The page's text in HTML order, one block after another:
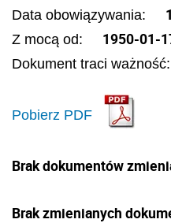
Data obowiązywania:
Z mocą od: 1950-01-
Dokument traci ważność:
Pobierz PDF
Brak dokumentów
Brak zmienianych